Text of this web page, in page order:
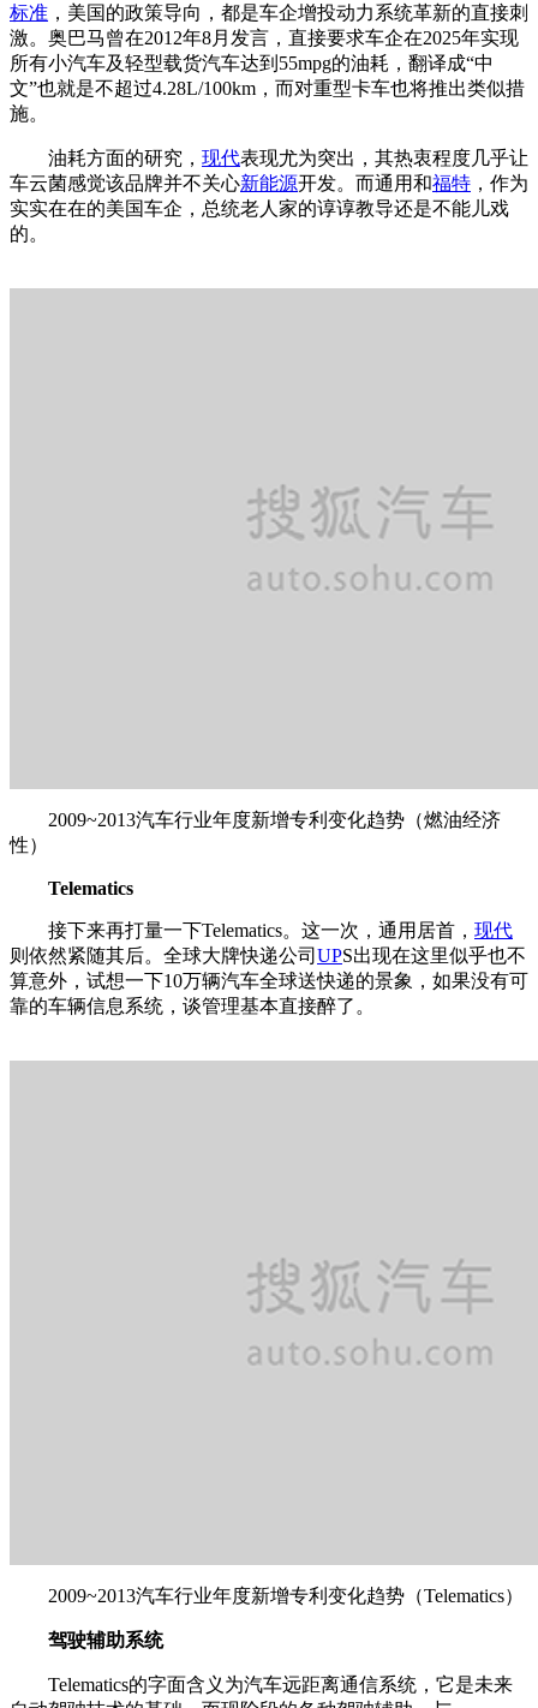
标准 ，美国的政策导向，都是车企增投动力系统革新的直接刺
激。奥巴马曾在2012年8月发言，直接要求车企在2025年实现
所有小汽车及轻型载货汽车达到55mpg的油耗，翻译成“中
文”也就是不超过4.28L/100km，而对重型卡车也将推出类似措
施。
油耗方面的研究， 现代表现尤为突出，其热衷程度几乎让
车云菌感觉该品牌并不关心新能源开发。而通用和福特 ，作为
实实在在的美国车企，总统老人家的谆谆教导还是不能儿戏
的。
2009~2013汽车行业年度新增专利变化趋势（燃油经济
性）
Telematics
接下来再打量一下Telematics。这一次，通用居首， 现代
则依然紧随其后。全球大牌快递公司 UPS出现在这里似乎也不
算意外，试想一下10万辆汽车全球送快递的景象，如果没有可
靠的车辆信息系统，谈管理基本直接醉了。
2009~2013汽车行业年度新增专利变化趋势（Telematics）
驾驶辅助系统
Telematics的字面含义为汽车远距离通信系统，它是未来